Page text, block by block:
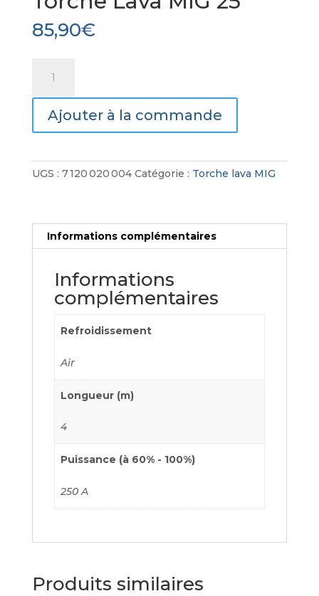
85,90€
Torche
Lava
MIG
Ajouter à la commande
UGS : 7 120 020 004 Catégorie : Torche lava MIG
Informations complémentaires
Informations
complémentaires
Refroidissement
Air
Longueur (m)
4
Puissance (à 60% - 100%)
250 A
Produits similaires